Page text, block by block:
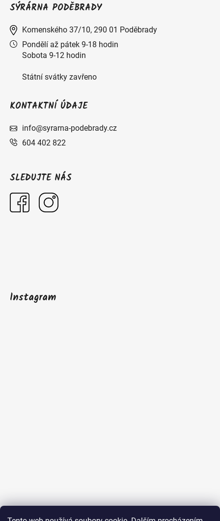
SÝRÁRNA PODĚBRADY
Komenského 37/10, 290 01 Poděbrady
Pondělí až pátek 9-18 hodin
Sobota 9-12 hodin
Státní svátky zavřeno
KONTAKTNÍ ÚDAJE
info@syrarna-podebrady.cz
604 402 822
SLEDUJTE NÁS
Instagram